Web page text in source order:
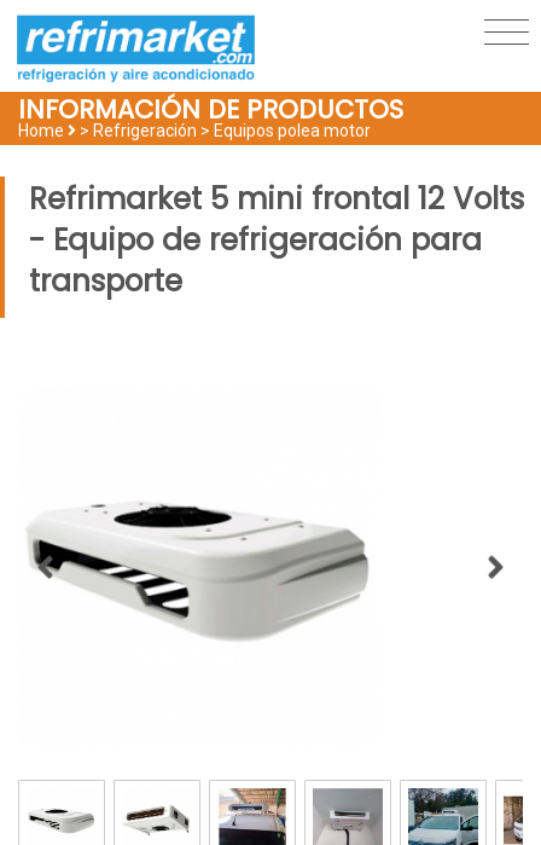
INFORMACIÓN DE PRODUCTOS
Home > Refrigeración > Equipos polea motor
Refrimarket 5 mini frontal 12 Volts
- Equipo de refrigeración para
transporte